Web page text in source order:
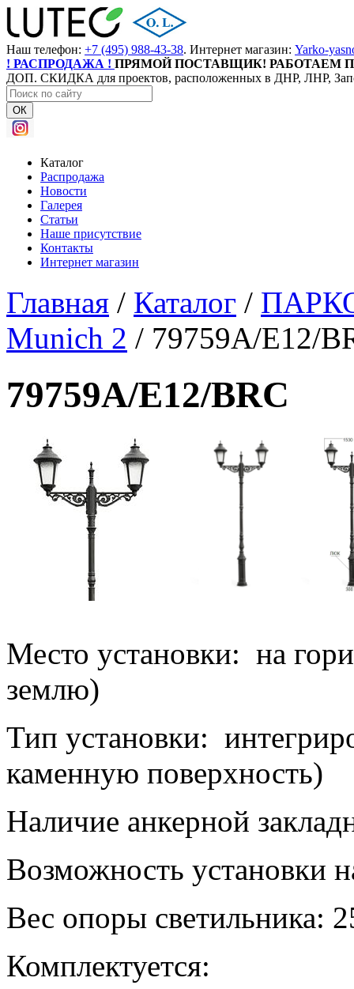
Наш телефон: +7 (495) 988-43-38. Интернет магазин: Yarko-
! РАСПРОДАЖА ! ПРЯМОЙ ПОСТАВЩИК! РАБОТАЕМ
ДОП. СКИДКА для проектов, расположенных в ДНР, ЛНР,
ОК
Каталог
Распродажа
Новости
Галерея
Статьи
Наше присутствие
Контакты
Интернет магазин
Главная / Каталог /
Munich 2 / 79759A/E12/
79759A/E12/BRC
Место установки: на
землю)
Тип установки:
каменную поверхность)
Наличие анкерной
Возможность установки
Вес опоры светильника:
Комплектуется: